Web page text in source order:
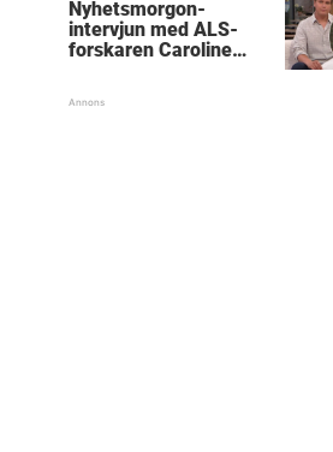
Nyhetsmorgon-
intervjun med ALS-
forskaren Caroline